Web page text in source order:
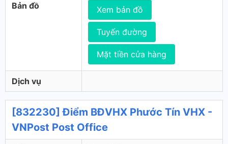
Bản đồ Xem bản đồ
Tuyến đường
Mặt tiền cửa hàng
Dịch vụ
[832230] Điểm BĐVHX Phước Tín VHX -
VNPost Post Office